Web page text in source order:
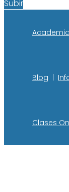
Subir
Academia
Blog
Clases